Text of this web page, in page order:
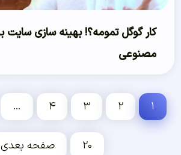
کار گوگل تمومه؟! بهینه سازی
مصنوعی
۱ ۲ ۳ ۴ …
۲۰ صفحه بعدی